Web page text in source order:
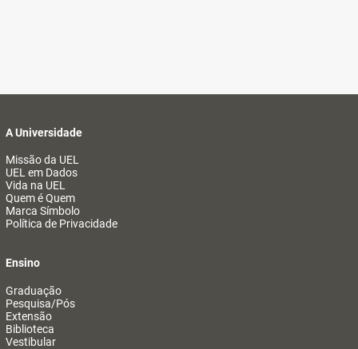
A Universidade
Missão da UEL
UEL em Dados
Vida na UEL
Quem é Quem
Marca Símbolo
Política de Privacidade
Ensino
Graduação
Pesquisa/Pós
Extensão
Biblioteca
Vestibular